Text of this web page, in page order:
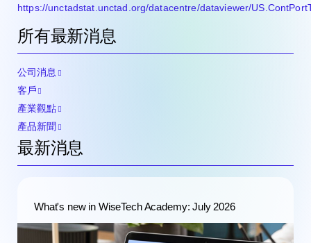
https://unctadstat.unctad.org/datacentre/dataviewer/
所有最新消息
公司消息
客戶
產業觀點
產品新聞
最新消息
What's new in WiseTech Academy: July 2026